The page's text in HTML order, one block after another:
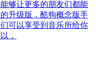
够让更多的朋友们都能
升级版，酷狗概念版手
可以享受到音乐所给你
，